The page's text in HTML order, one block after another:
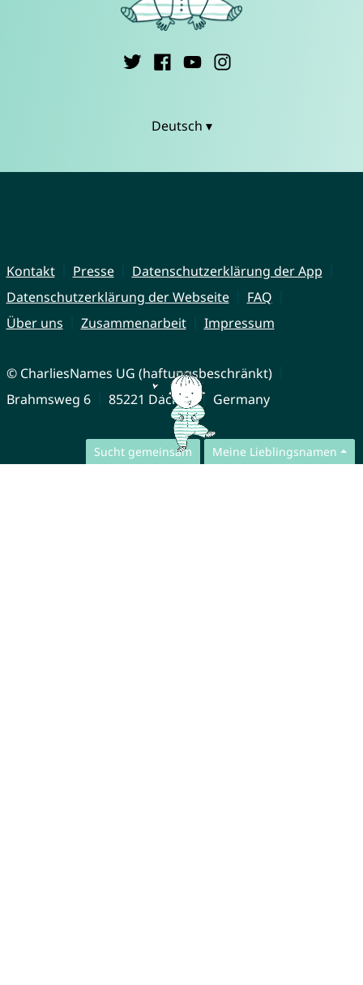
Sucht gemeinsam Meine Lieblingsnamen
Deutsch ▾
Kontakt Presse
Datenschutzerklärung der App
Datenschutzerklärung der Webseite
FAQ
Über uns
Zusammenarbeit Impressum
© CharliesNames UG (haftungsbeschränkt)
Brahmsweg 6
85221 Dachau Germany